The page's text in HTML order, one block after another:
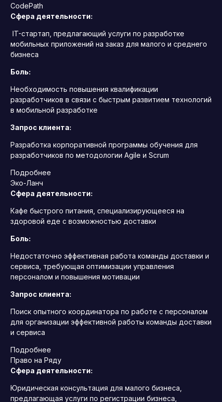
CodePath
Сфера деятельности:
IT-стартап, предлагающий услуги по разработке
мобильных приложений на заказ для малого и среднего
бизнеса
Боль:
Необходимость повышения квалификации
разработчиков в связи с быстрым развитием технологий
в мобильной разработке
Запрос клиента:
Разработка корпоративной программы обучения для
разработчиков по методологии Agile и Scrum
Подробнее
Эко-Ланч
Сфера деятельности:
Кафе быстрого питания, специализирующееся на
здоровой еде с возможностью доставки
Боль:
Недостаточно эффективная работа команды доставки и
сервиса, требующая оптимизации управления
персоналом и повышения мотивации
Запрос клиента:
Поиск опытного координатора по работе с персоналом
для организации эффективной работы команды доставки
и сервиса
Подробнее
Право на Ряду
Сфера деятельности:
Юридическая консультация для малого бизнеса,
предлагающая услуги по регистрации бизнеса,